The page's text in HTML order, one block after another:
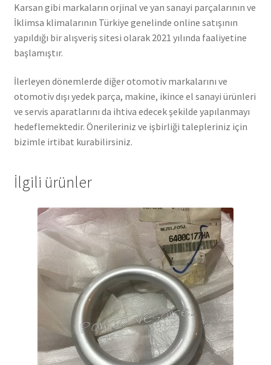
Karsan gibi markaların orjinal ve yan sanayi parçalarının ve
İklimsa klimalarının Türkiye genelinde online satışının
yapıldığı bir alışveriş sitesi olarak 2021 yılında faaliyetine
başlamıştır.
İlerleyen dönemlerde diğer otomotiv markalarını ve
otomotiv dışı yedek parça, makine, ikince el sanayi ürünleri
ve servis aparatlarını da ihtiva edecek şekilde yapılanmayı
hedeflemektedir. Önerileriniz ve işbirliği talepleriniz için
bizimle irtibat kurabilirsiniz.
İlgili ürünler